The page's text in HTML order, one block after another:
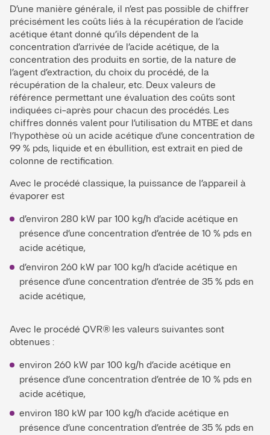
D’une manière générale, il n’est pas possible de chiffrer
précisément les coûts liés à la récupération de l’acide
acétique étant donné qu’ils dépendent de la
concentration d’arrivée de l’acide acétique, de la
concentration des produits en sortie, de la nature de
l’agent d’extraction, du choix du procédé, de la
récupération de la chaleur, etc. Deux valeurs de
référence permettant une évaluation des coûts sont
indiquées ci-après pour chacun des procédés. Les
chiffres donnés valent pour l’utilisation du MTBE et dans
l’hypothèse où un acide acétique d’une concentration de
99 % pds, liquide et en ébullition, est extrait en pied de
colonne de rectification.
Avec le procédé classique, la puissance de l’appareil à
évaporer est
d’environ 280 kW par 100 kg/h d’acide acétique en
présence d’une concentration d’entrée de 10 % pds en
acide acétique,
d’environ 260 kW par 100 kg/h d’acide acétique en
présence d’une concentration d’entrée de 35 % pds en
acide acétique,
Avec le procédé QVR® les valeurs suivantes sont
obtenues :
environ 260 kW par 100 kg/h d’acide acétique en
présence d’une concentration d’entrée de 10 % pds en
acide acétique,
environ 180 kW par 100 kg/h d’acide acétique en
présence d’une concentration d’entrée de 35 % pds en